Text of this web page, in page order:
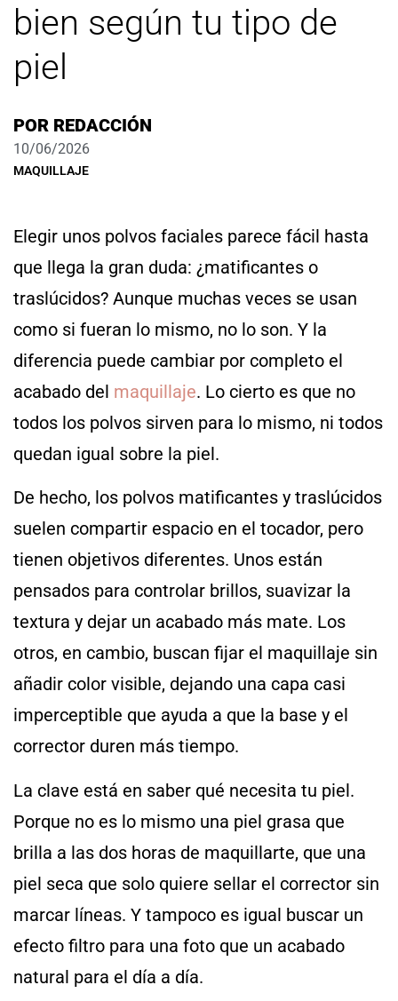
bien según tu tipo de
piel
POR REDACCIÓN
10/06/2026
MAQUILLAJE
Elegir unos polvos faciales parece fácil hasta
que llega la gran duda: ¿matificantes o
traslúcidos? Aunque muchas veces se usan
como si fueran lo mismo, no lo son. Y la
diferencia puede cambiar por completo el
acabado del maquillaje. Lo cierto es que no
todos los polvos sirven para lo mismo, ni todos
quedan igual sobre la piel.
De hecho, los polvos matificantes y traslúcidos
suelen compartir espacio en el tocador, pero
tienen objetivos diferentes. Unos están
pensados para controlar brillos, suavizar la
textura y dejar un acabado más mate. Los
otros, en cambio, buscan fijar el maquillaje sin
añadir color visible, dejando una capa casi
imperceptible que ayuda a que la base y el
corrector duren más tiempo.
La clave está en saber qué necesita tu piel.
Porque no es lo mismo una piel grasa que
brilla a las dos horas de maquillarte, que una
piel seca que solo quiere sellar el corrector sin
marcar líneas. Y tampoco es igual buscar un
efecto filtro para una foto que un acabado
natural para el día a día.